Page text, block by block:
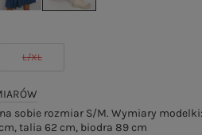
L/XL
sobie rozmiar S/M. Wymiary
talia 62 cm, biodra 89 cm